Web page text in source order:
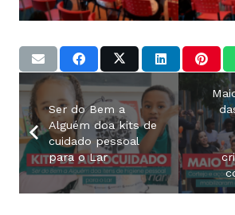
Ser do Bem a
Alguém doa kits de
cuidado pessoal
para o Lar